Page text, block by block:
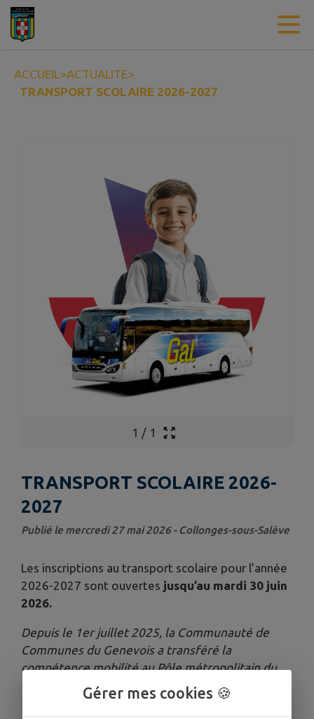
Contenu
ACCUEIL>ACTUALITE>
TRANSPORT SCOLAIRE 2026-2027
1 / 1
TRANSPORT SCOLAIRE 2026-
2027
Publié le mercredi 27 mai 2026 - Collonges-sous-Salève
Les inscriptions au transport scolaire pour l’année
2026-2027 sont ouvertes jusqu’au mardi 30 juin
2026.
Depuis le 1er juillet 2025, la Communauté de
Communes du Genevois a transféré la
compétence mobilité au Pôle métropolitain du
Genevois français et a ainsi contribué à la
création de Genevois français Mobilités. Cette
Gérer mes cookies 🍪